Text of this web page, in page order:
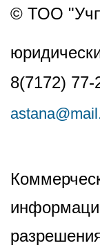
© ТОО
8(7172) 77-